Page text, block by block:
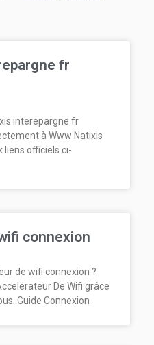
fr
interepargne fr
à Www Natixis
liens officiels ci-
connexion
de wifi connexion ?
De Wifi grâce
Guide Connexion